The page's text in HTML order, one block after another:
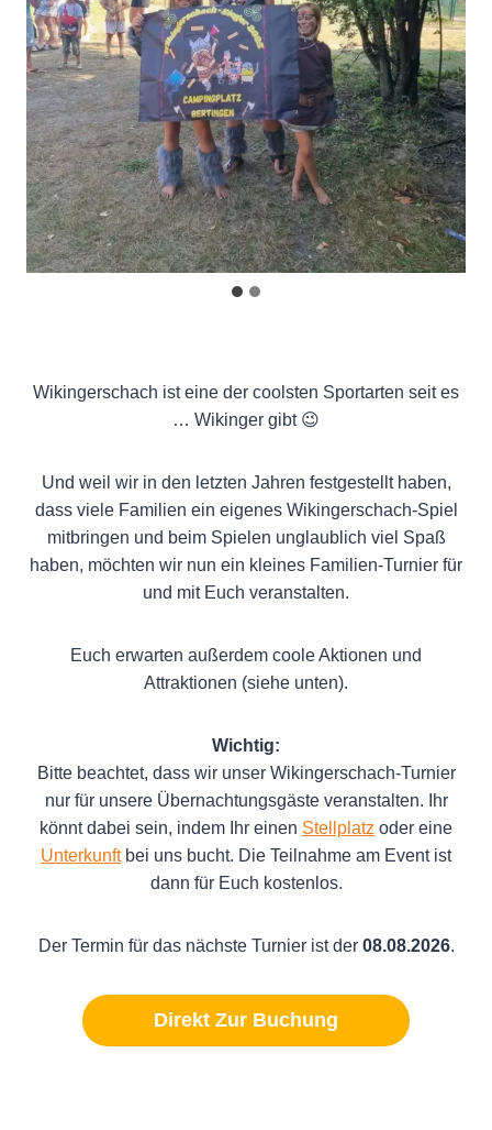
Wikingerschach ist eine der coolsten Sportarten seit es
… Wikinger gibt 😉
Und weil wir in den letzten Jahren festgestellt haben,
dass viele Familien ein eigenes Wikingerschach-Spiel
mitbringen und beim Spielen unglaublich viel Spaß
haben, möchten wir nun ein kleines Familien-Turnier für
und mit Euch veranstalten.
Euch erwarten außerdem coole Aktionen und
Attraktionen (siehe unten).
Wichtig:
Bitte beachtet, dass wir unser Wikingerschach-Turnier
nur für unsere Übernachtungsgäste veranstalten. Ihr
könnt dabei sein, indem Ihr einen Stellplatz oder eine
Unterkunftbei uns bucht. Die Teilnahme am Event ist
dann für Euch kostenlos.
Der Termin für das nächste Turnier ist der 08.08.2026.
Direkt Zur Buchung